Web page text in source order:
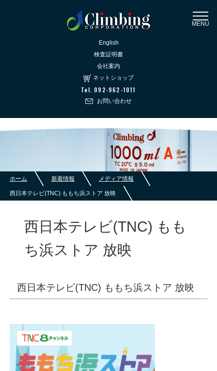
English
検査証明書
会社案内
ネットショップ
Tel. 092-962-1011
お問い合わせ
ホーム 新着情報 メディア情報
西日本テレビ(TNC) ももち浜ストア 放映
西日本テレビ(TNC) もも
ち浜ストア 放映
西日本テレビ(TNC) ももち浜ストア 放映
MENU